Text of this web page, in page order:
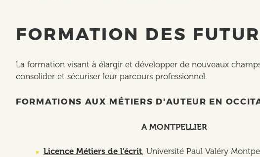
FORMATION DES
La formation visant à élargir et développer de nouveaux
consolider et sécuriser leur parcours professionnel.
FORMATIONS AUX MÉTIERS D'AUTEUR EN
A MONTPELLIER
Licence Métiers de l’écrit, Université Paul Valéry